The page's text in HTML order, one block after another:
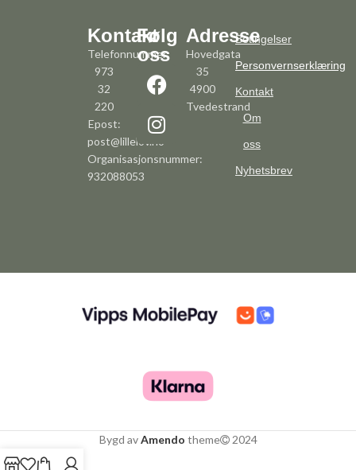
Kontakt
Telefonnummer:
973
32
220
Epost:
post@lillelov.no
Organisasjonsnummer:
932088053
Følg
oss
Adresse
Hovedgata
35
4900
Tvedestrand
Betingelser
Personvernserklæring
Kontakt
Om
oss
Nyhetsbrev
Bygd avAmendo theme 2024